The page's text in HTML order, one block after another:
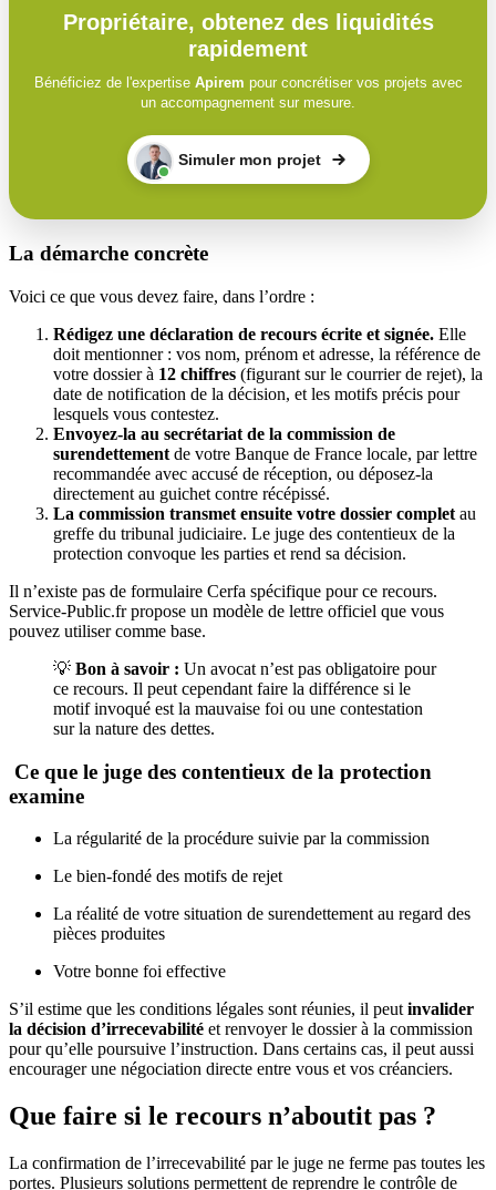
Propriétaire, obtenez des liquidités
rapidement
Bénéficiez de l'expertise Apirem pour concrétiser vos projets avec
un accompagnement sur mesure.
Simuler mon projet
La démarche concrète
Voici ce que vous devez faire, dans l’ordre :
Rédigez une déclaration de recours écrite et signée. Elle
doit mentionner : vos nom, prénom et adresse, la référence de
votre dossier à 12 chiffres (figurant sur le courrier de rejet), la
date de notification de la décision, et les motifs précis pour
lesquels vous contestez.
Envoyez-la au secrétariat de la commission de
surendettement de votre Banque de France locale, par lettre
recommandée avec accusé de réception, ou déposez-la
directement au guichet contre récépissé.
La commission transmet ensuite votre dossier complet au
greffe du tribunal judiciaire. Le juge des contentieux de la
protection convoque les parties et rend sa décision.
Il n’existe pas de formulaire Cerfa spécifique pour ce recours.
Service-Public.fr propose un modèle de lettre officiel que vous
pouvez utiliser comme base.
💡 Bon à savoir : Un avocat n’est pas obligatoire pour
ce recours. Il peut cependant faire la différence si le
motif invoqué est la mauvaise foi ou une contestation
sur la nature des dettes.
Ce que le juge des contentieux de la protection
examine
La régularité de la procédure suivie par la commission
Le bien-fondé des motifs de rejet
La réalité de votre situation de surendettement au regard des
pièces produites
Votre bonne foi effective
S’il estime que les conditions légales sont réunies, il peut invalider
la décision d’irrecevabilité et renvoyer le dossier à la commission
pour qu’elle poursuive l’instruction. Dans certains cas, il peut aussi
encourager une négociation directe entre vous et vos créanciers.
Que faire si le recours n’aboutit pas ?
La confirmation de l’irrecevabilité par le juge ne ferme pas toutes les
portes. Plusieurs solutions permettent de reprendre le contrôle de